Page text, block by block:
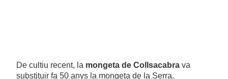
De cultiu recent, la mongeta de Collsacabra va
substituir fa 50 anys la mongeta de la Serra,